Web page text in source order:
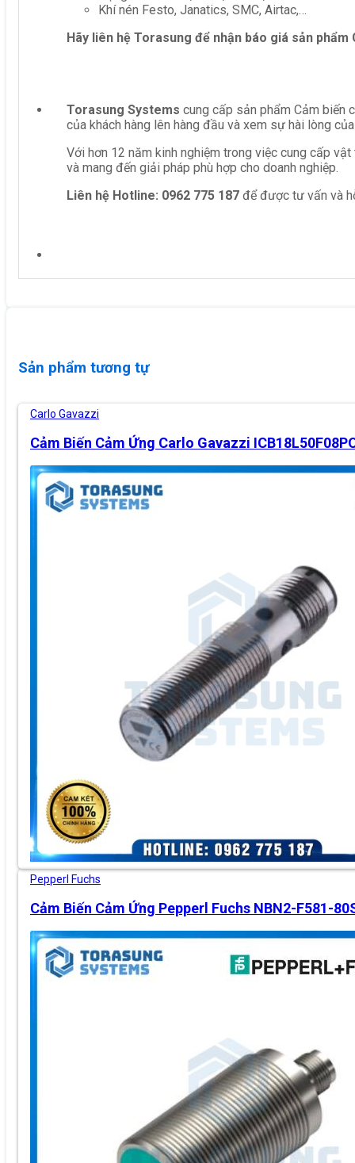
Khí nén Festo, Janatics, SMC, Airtac,…
Hãy liên hệ Torasung để nhận báo giá sản phẩm
Torasung Systems cung cấp sản phẩm Cảm biến
của khách hàng lên hàng đầu và xem sự hài lòng
Với hơn 12 năm kinh nghiệm trong việc cung cấp
và mang đến giải pháp phù hợp cho doanh nghiệp.
Liên hệ Hotline: 0962 775 187 để được tư vấn và
Sản phẩm tương tự
Carlo Gavazzi
Cảm Biến Cảm Ứng Carlo Gavazzi
Pepperl Fuchs
Cảm Biến Cảm Ứng Pepperl Fuchs NBN2-F581-